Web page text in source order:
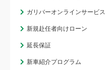
ガリバーオンラインサービス
新規赴任者向けローン
延長保証
新車紹介プログラム